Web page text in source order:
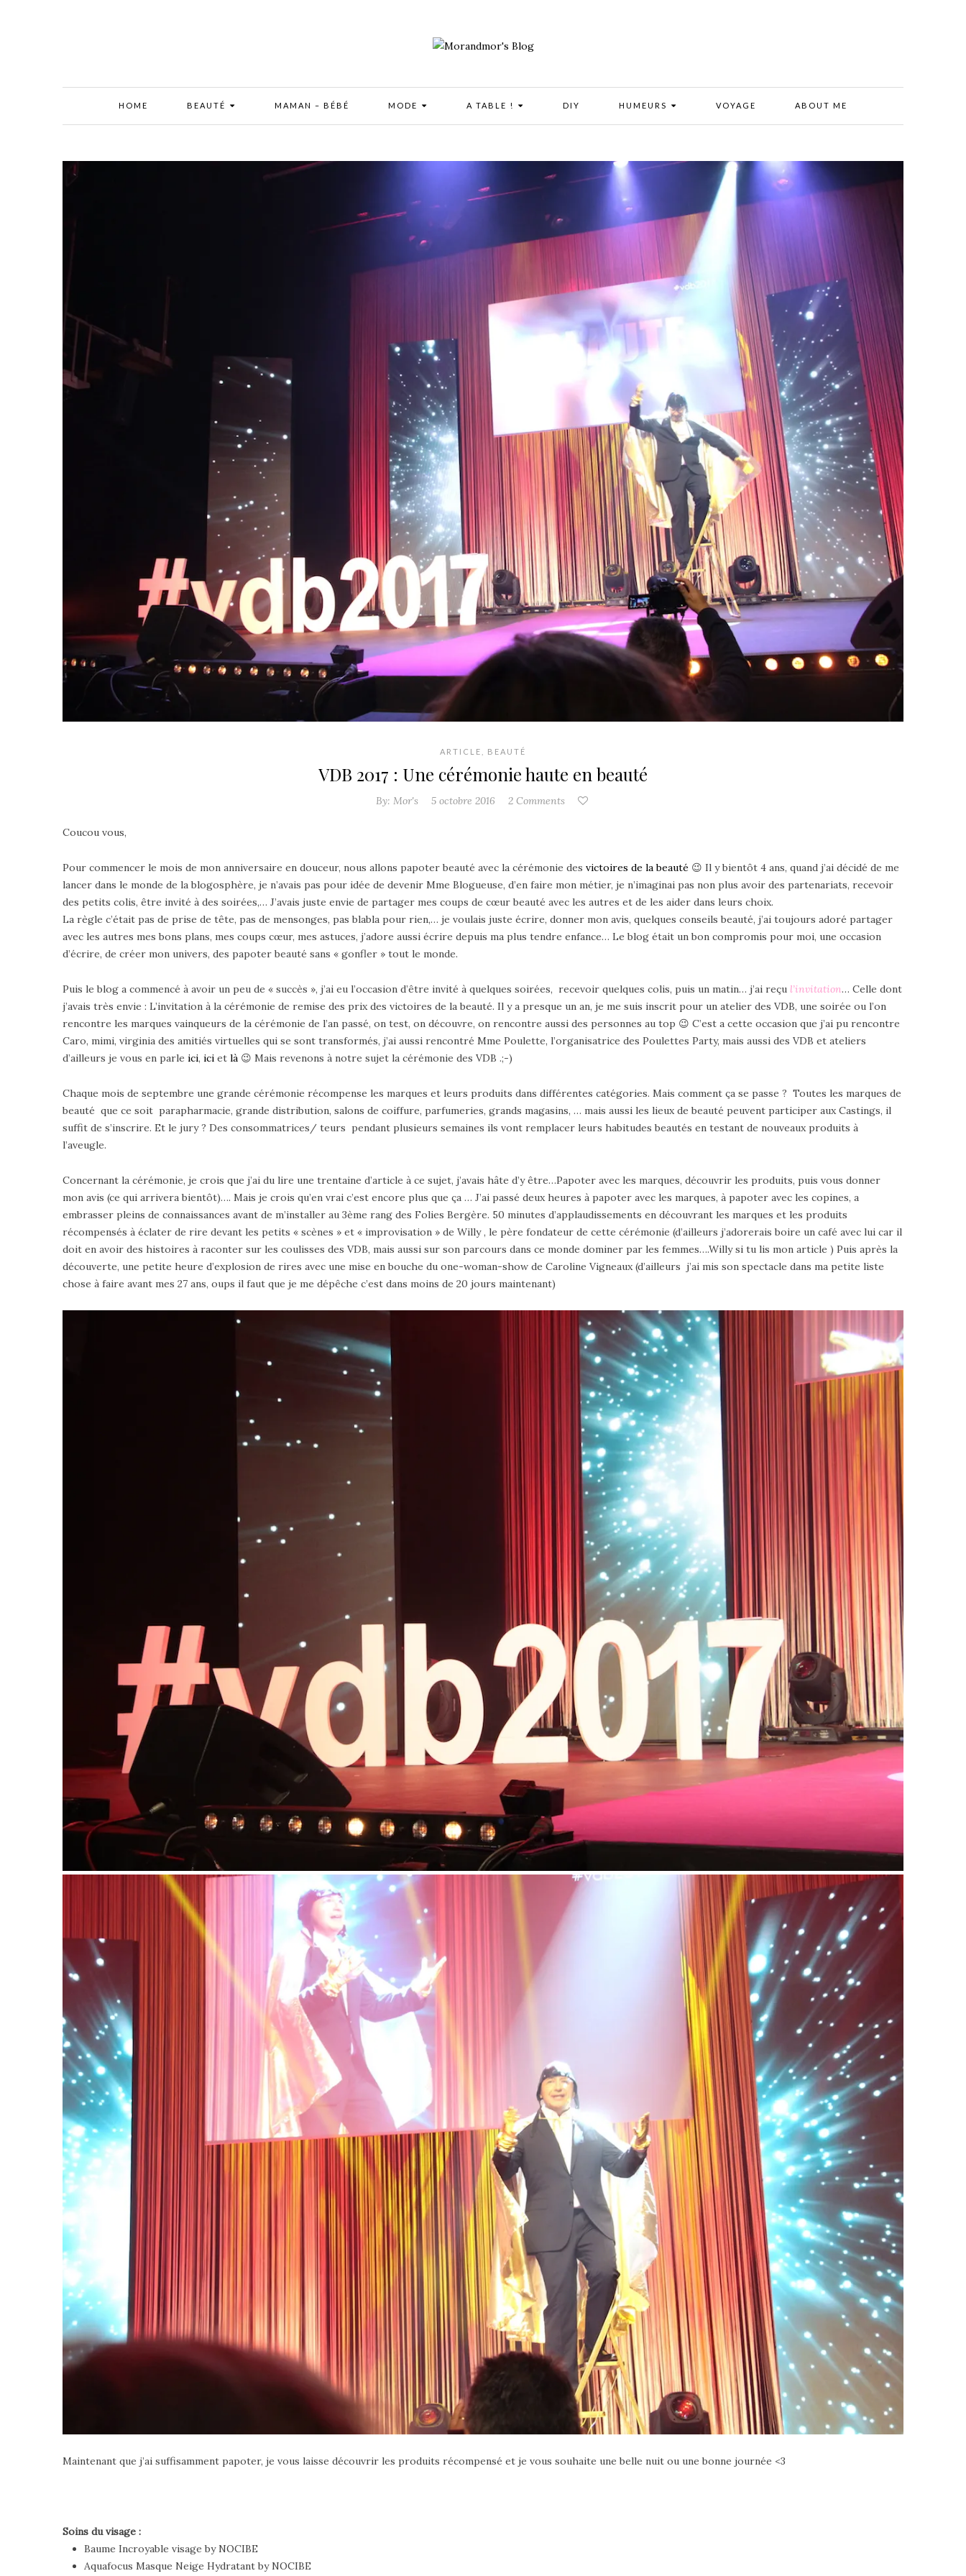
HOME BEAUTÉ MAMAN – BÉBÉ MODE A TABLE ! DIY HUMEURS VOYAGE ABOUT ME
ARTICLE BEAUTÉ
VDB 2017 : Une cérémonie haute en beauté
By: Mor's 5 octobre 2016 2 Comments
Coucou vous,
Pour commencer le mois de mon anniversaire en douceur, nous allons papoter beauté avec la cérémonie des victoires de la beauté 😉 Il y bientôt 4 ans, quand j’ai décidé de me
lancer dans le monde de la blogosphère, je n’avais pas pour idée de devenir Mme Blogueuse, d’en faire mon métier, je n’imaginai pas non plus avoir des partenariats, recevoir
des petits colis, être invité à des soirées,… J’avais juste envie de partager mes coups de cœur beauté avec les autres et de les aider dans leurs choix.
La règle c’était pas de prise de tête, pas de mensonges, pas blabla pour rien,… je voulais juste écrire, donner mon avis, quelques conseils beauté, j’ai toujours adoré partager
avec les autres mes bons plans, mes coups cœur, mes astuces, j’adore aussi écrire depuis ma plus tendre enfance… Le blog était un bon compromis pour moi, une occasion
d’écrire, de créer mon univers, des papoter beauté sans « gonfler » tout le monde.
Puis le blog a commencé à avoir un peu de « succès », j’ai eu l’occasion d’être invité à quelques soirées, recevoir quelques colis, puis un matin… j’ai reçu l’invitation… Celle dont
j’avais très envie : L’invitation à la cérémonie de remise des prix des victoires de la beauté. Il y a presque un an, je me suis inscrit pour un atelier des VDB, une soirée ou l’on
rencontre les marques vainqueurs de la cérémonie de l’an passé, on test, on découvre, on rencontre aussi des personnes au top 😉 C’est a cette occasion que j’ai pu rencontre
Caro, mimi, virginia des amitiés virtuelles qui se sont transformés, j’ai aussi rencontré Mme Poulette, l’organisatrice des Poulettes Party, mais aussi des VDB et ateliers
d’ailleurs je vous en parle ici, ici et là 😉 Mais revenons à notre sujet la cérémonie des VDB .;-)
Chaque mois de septembre une grande cérémonie récompense les marques et leurs produits dans différentes catégories. Mais comment ça se passe ? Toutes les marques de
beauté que ce soit parapharmacie, grande distribution, salons de coiffure, parfumeries, grands magasins, … mais aussi les lieux de beauté peuvent participer aux Castings, il
suffit de s’inscrire. Et le jury ? Des consommatrices/ teurs pendant plusieurs semaines ils vont remplacer leurs habitudes beautés en testant de nouveaux produits à
l’aveugle.
Concernant la cérémonie, je crois que j’ai du lire une trentaine d’article à ce sujet, j’avais hâte d’y être…Papoter avec les marques, découvrir les produits, puis vous donner
mon avis (ce qui arrivera bientôt)…. Mais je crois qu’en vrai c’est encore plus que ça … J’ai passé deux heures à papoter avec les marques, à papoter avec les copines, a
embrasser pleins de connaissances avant de m’installer au 3ème rang des Folies Bergère. 50 minutes d’applaudissements en découvrant les marques et les produits
récompensés à éclater de rire devant les petits « scènes » et « improvisation » de Willy , le père fondateur de cette cérémonie (d’ailleurs j’adorerais boire un café avec lui car il
doit en avoir des histoires à raconter sur les coulisses des VDB, mais aussi sur son parcours dans ce monde dominer par les femmes….Willy si tu lis mon article ) Puis après la
découverte, une petite heure d’explosion de rires avec une mise en bouche du one-woman-show de Caroline Vigneaux (d’ailleurs j’ai mis son spectacle dans ma petite liste
chose à faire avant mes 27 ans, oups il faut que je me dépêche c’est dans moins de 20 jours maintenant)
Maintenant que j’ai suffisamment papoter, je vous laisse découvrir les produits récompensé et je vous souhaite une belle nuit ou une bonne journée <3
Soins du visage :
Baume Incroyable visage by NOCIBE
Aquafocus Masque Neige Hydratant by NOCIBE